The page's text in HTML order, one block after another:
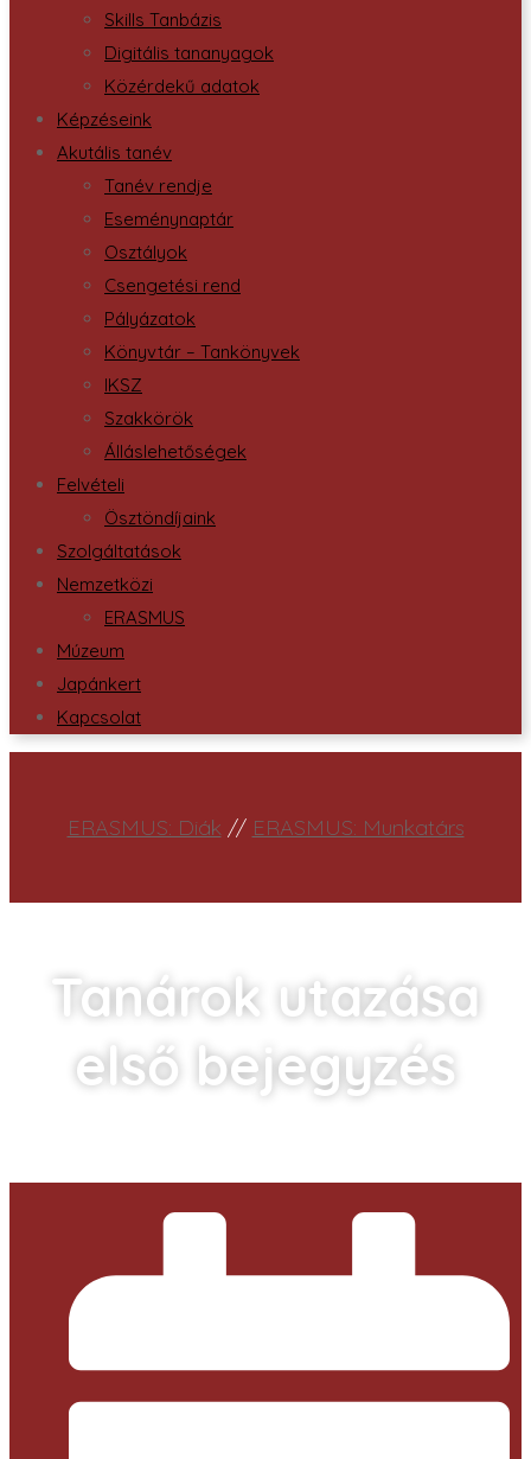
Skills Tanbázis
Digitális tananyagok
Közérdekű adatok
Képzéseink
Akutális tanév
Tanév rendje
Eseménynaptár
Osztályok
Csengetési rend
Pályázatok
Könyvtár – Tankönyvek
IKSZ
Szakkörök
Álláslehetőségek
Felvételi
Ösztöndíjaink
Szolgáltatások
Nemzetközi
ERASMUS
Múzeum
Japánkert
Kapcsolat
ERASMUS: Diák // ERASMUS: Munkatárs
Tanárok utazása
első bejegyzés